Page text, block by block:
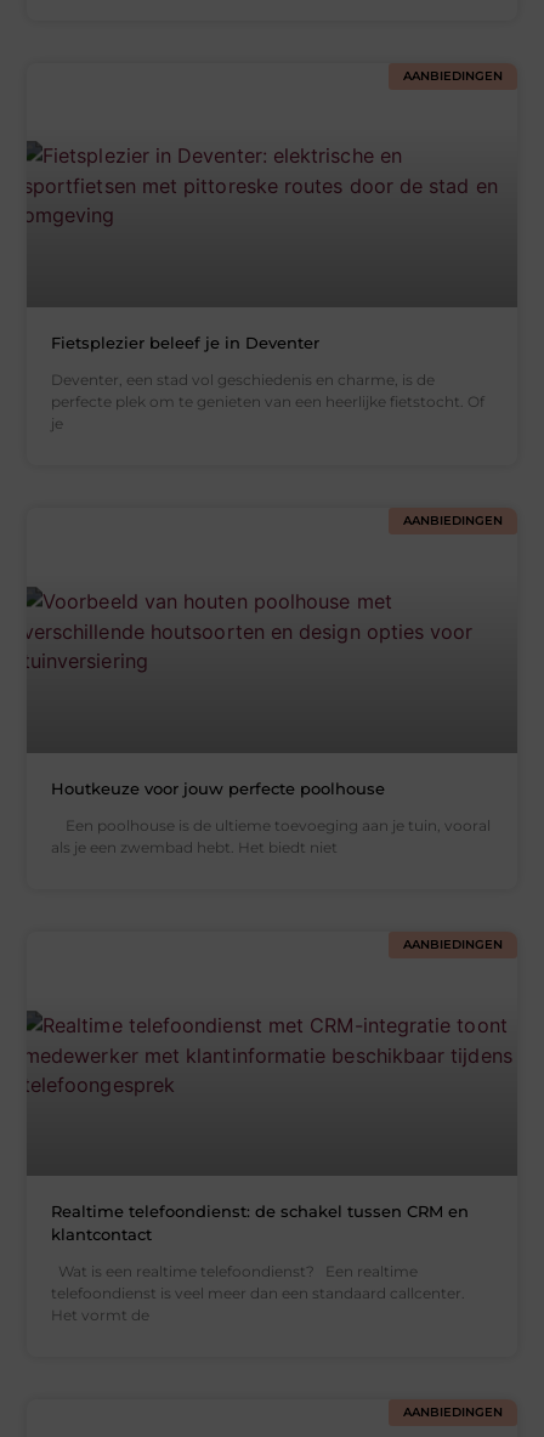
AANBIEDINGEN
Fietsplezier beleef je in Deventer
Deventer, een stad vol geschiedenis en charme, is de
perfecte plek om te genieten van een heerlijke fietstocht. Of
je
AANBIEDINGEN
Houtkeuze voor jouw perfecte poolhouse
Een poolhouse is de ultieme toevoeging aan je tuin, vooral
als je een zwembad hebt. Het biedt niet
AANBIEDINGEN
Realtime telefoondienst: de schakel tussen CRM en
klantcontact
Wat is een realtime telefoondienst? Een realtime
telefoondienst is veel meer dan een standaard callcenter.
Het vormt de
AANBIEDINGEN